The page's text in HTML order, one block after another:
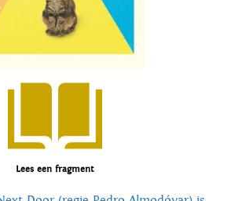
Lees een fragment